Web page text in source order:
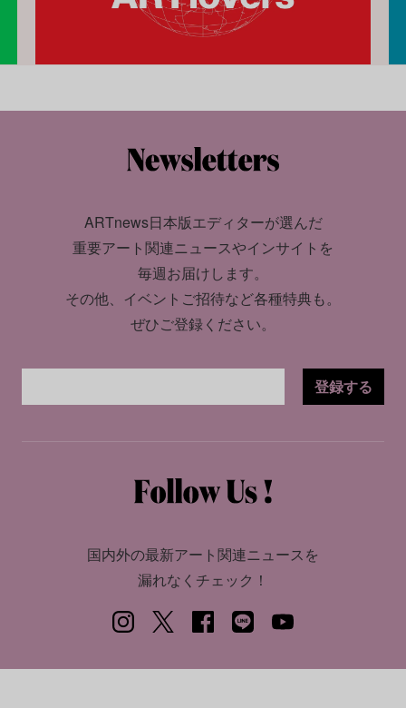
ARTnews日本版エディターが選んだ
重要アート関連ニュースやインサイトを
毎週お届けします。
その他、イベントご招待など各種特典も。
ぜひご登録ください。
登録する
国内外の最新アート関連ニュースを
漏れなくチェック！